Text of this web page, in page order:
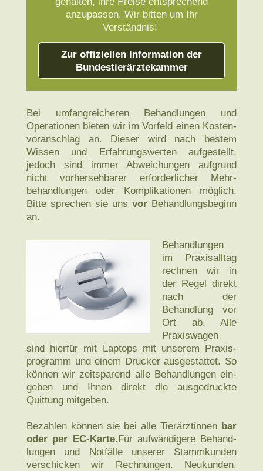
anzupassen. Wir bitten um Ihr
Verständnis!
Zur offiziellen Information der
Bundestierärztekammer
Bei umfangreicheren Behand­lungen und
Operationen bieten wir im Vor­feld einen Kosten­
voranschlag an. Dieser wird nach bestem
Wissen und Erfahrungs­werten auf­gestellt,
jedoch sind immer Ab­weich­ungen auf­grund
nicht vor­hers­ehbarer erforder­licher Mehr­
behand­lungen oder Kompli­kationen mög­lich.
Bitte sprechen sie uns vor Behand­lungs­beginn
an.
Behandlungen
im Praxis­alltag
rechnen wir in
der Regel direkt
nach der
Behand­lung vor
Ort ab. Alle
Praxis­wagen
sind hier­für mit Lap­tops mit unserem Praxis­
programm und einem Drucker ausge­stattet. So
können wir zeit­sparend alle Be­hand­lungen ein­
geben und Ihnen direkt die ausge­druckte
Quittung mit­geben.
Bezahlen können sie bei alle Tier­ärztinnen bar
oder per EC-Karte.Für aufwän­digere Behand­
lungen und Not­fälle unserer Stamm­kunden
vers­chicken wir Rechnungen. Neu­kunden,